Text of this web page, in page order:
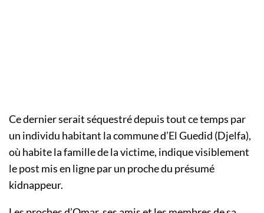
Ce dernier serait séquestré depuis tout ce temps par
un individu habitant la commune d’El Guedid (Djelfa),
où habite la famille de la victime, indique visiblement
le post mis en ligne par un proche du présumé
kidnappeur.